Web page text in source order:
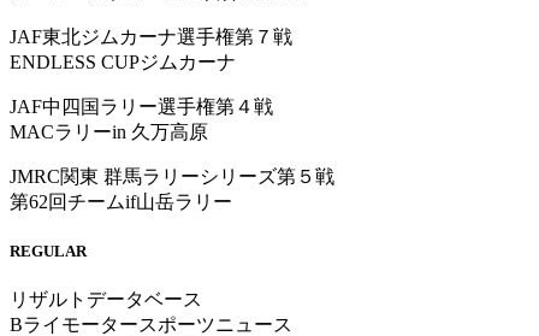
JAF東北ジムカーナ選手権第７戦
ENDLESS CUPジムカーナ
JAF中四国ラリー選手権第４戦
MACラリーin 久万高原
JMRC関東 群馬ラリーシリーズ第５戦
第62回チームif山岳ラリー
REGULAR
リザルトデータベース
Bライモータースポーツニュース